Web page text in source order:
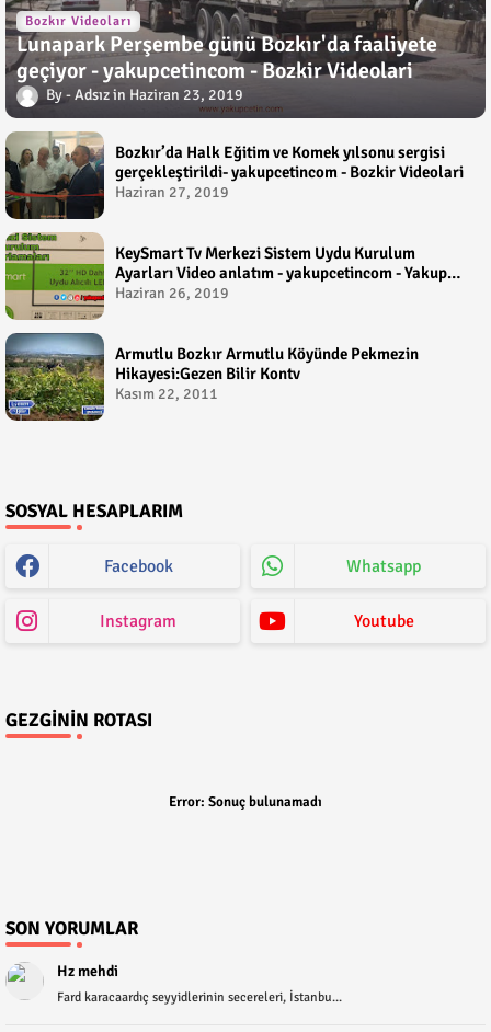
Bozkır Videoları
Lunapark Perşembe günü Bozkır'da faaliyete
geçiyor - yakupcetincom - Bozkir Videolari
Adsız Haziran 23, 2019
Bozkır’da Halk Eğitim ve Komek yılsonu sergisi
gerçekleştirildi- yakupcetincom - Bozkir Videolari
Haziran 27, 2019
KeySmart Tv Merkezi Sistem Uydu Kurulum
Ayarları Video anlatım - yakupcetincom - Yakup
Çetin
Haziran 26, 2019
Armutlu Bozkır Armutlu Köyünde Pekmezin
Hikayesi:Gezen Bilir Kontv
Kasım 22, 2011
SOSYAL HESAPLARIM
Facebook Whatsapp
Instagram Youtube
GEZGININ ROTASI
Error: Sonuç bulunamadı
SON YORUMLAR
Hz mehdi
Fard karacaardıç seyyidlerinin secereleri, İstanbu...